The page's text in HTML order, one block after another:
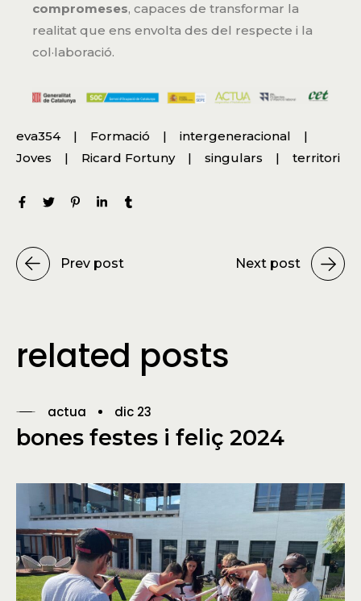
compromeses, capaces de transformar la
realitat que ens envolta des del respecte i la
col·laboració.
eva354 Formació
intergeneracional
Joves
Ricard Fortuny singulars territori
Prev post Next post
related posts
actua dic 23
bones festes i feliç 2024